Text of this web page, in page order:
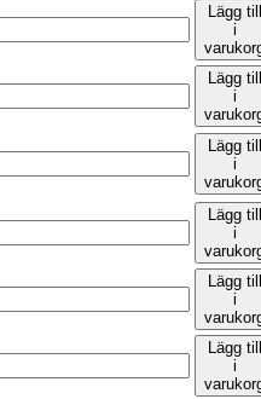
Lägg till
i
Lägg till
i
Lägg till
i
Lägg till
i
Lägg till
i
Lägg till
i